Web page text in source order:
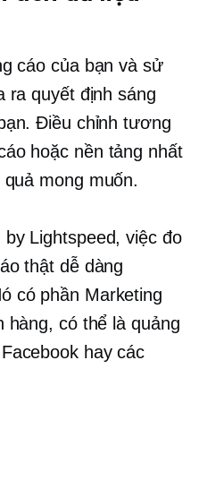
cáo của bạn và sử
ra quyết định sáng
Điều chỉnh tương
hoặc nền tảng nhất
mong muốn.
Lightspeed, việc đo
thật dễ dàng
có phần Marketing
hàng, có thể là quảng
hay các